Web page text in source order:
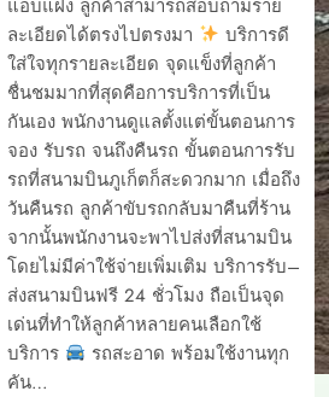
แอบแฝง ลูกค้าสามารถสอบถามราย
ละเอียดได้ตรงไปตรงมา
บริการดี
ใส่ใจทุกรายละเอียด จุดแข็งที่ลูกค้า
ชื่นชมมากที่สุดคือการบริการที่เป็น
กันเอง พนักงานดูแลตั้งแต่ขั้นตอนการ
จอง รับรถ จนถึงคืนรถ ขั้นตอนการรับ
รถที่สนามบินภูเก็ตก็สะดวกมาก เมื่อถึง
วันคืนรถ ลูกค้าขับรถกลับมาคืนที่ร้าน
จากนั้นพนักงานจะพาไปส่งที่สนามบิน
โดยไม่มีค่าใช้จ่ายเพิ่มเติม บริการรับ–
ส่งสนามบินฟรี 24 ชั่วโมง ถือเป็นจุด
เด่นที่ทำให้ลูกค้าหลายคนเลือกใช้
บริการ
รถสะอาด พร้อมใช้งานทุก
คัน…